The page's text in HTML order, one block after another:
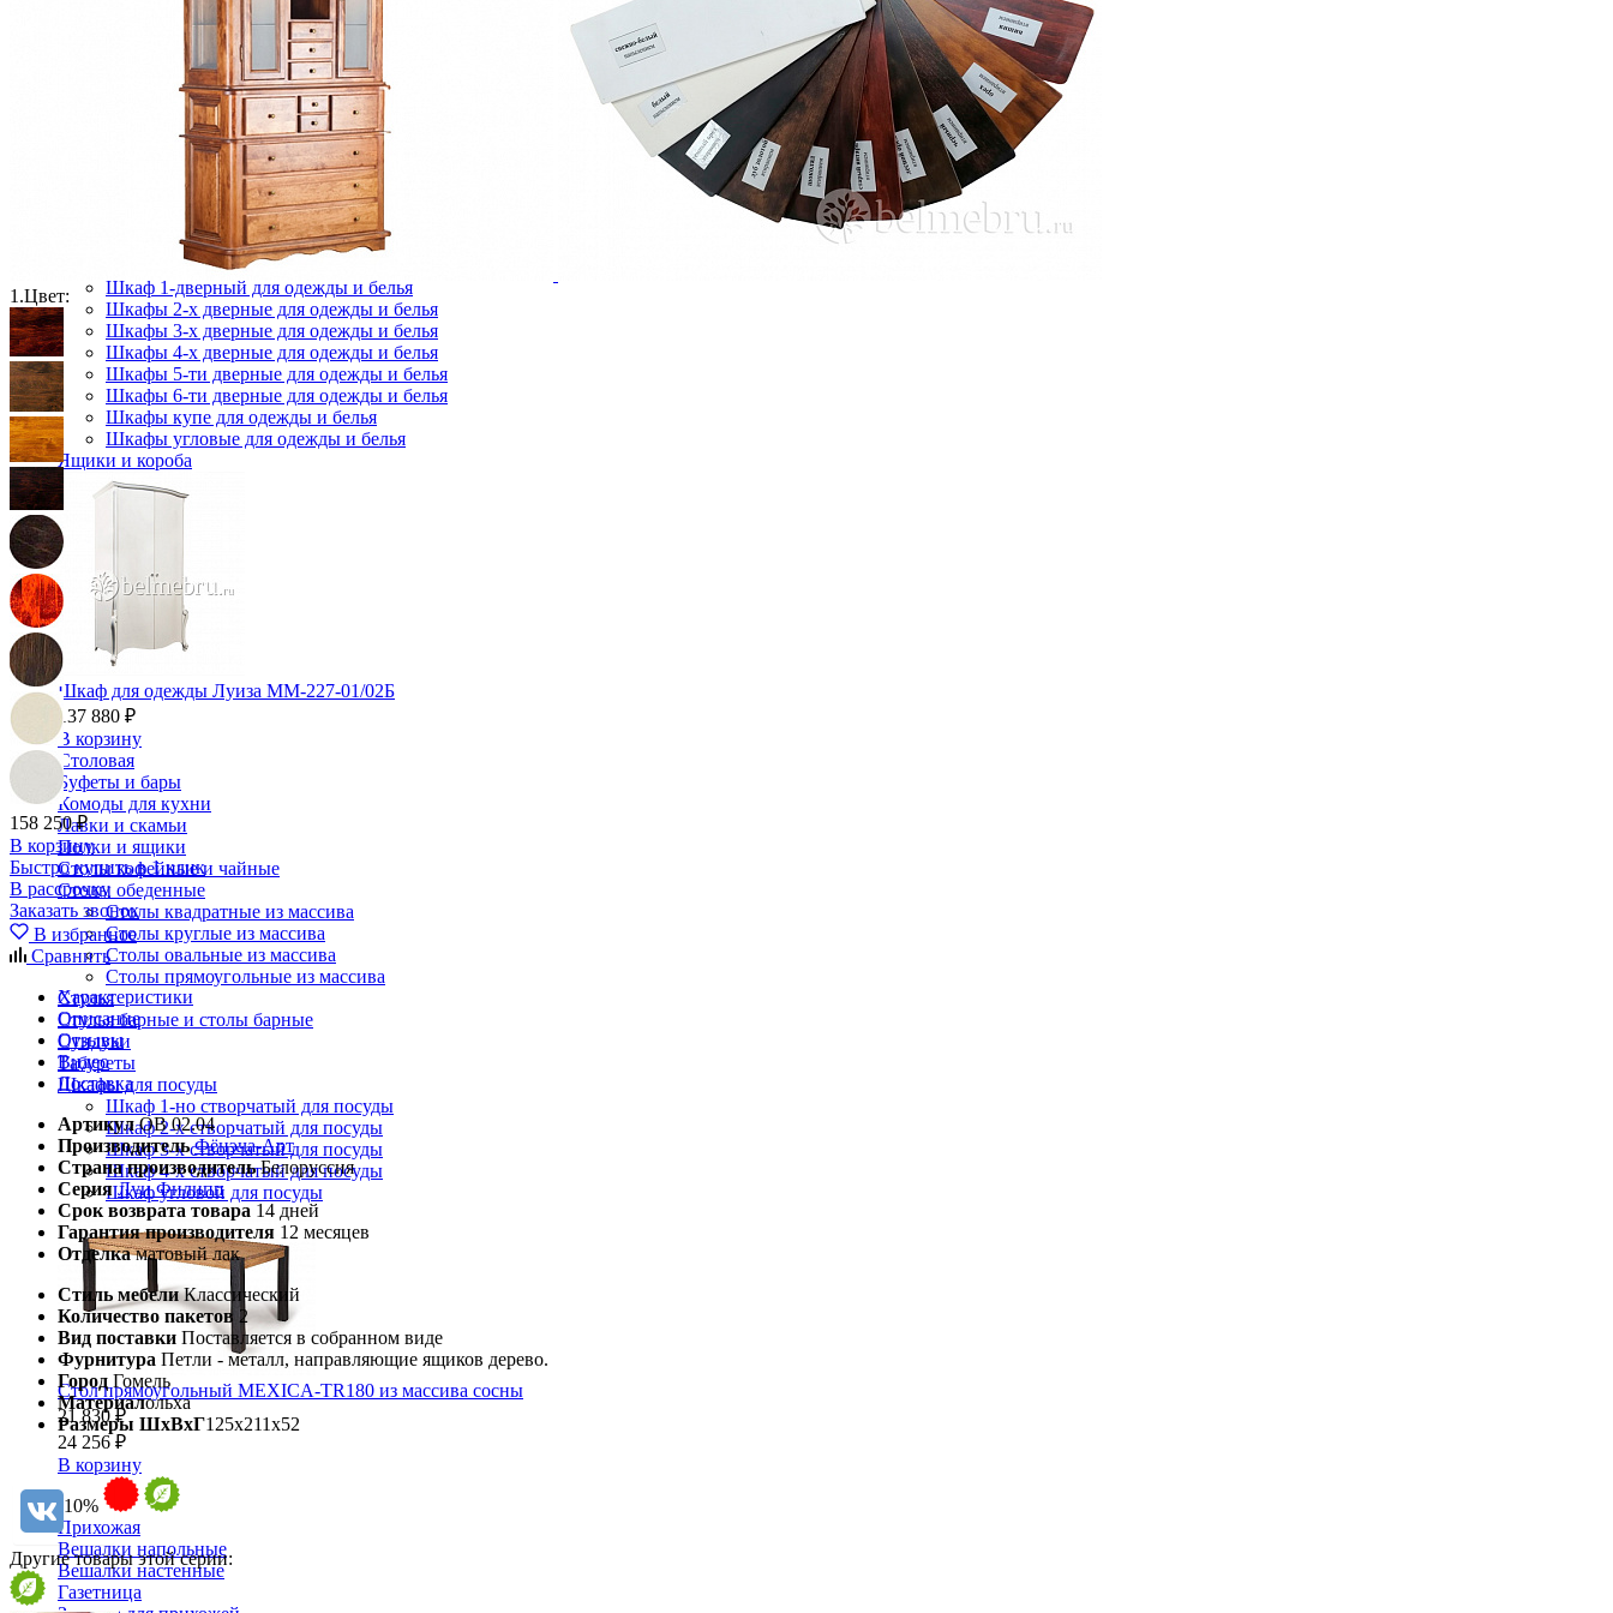
Кровати двуспальные
Кровати металлические
Кровати односпальные
Кровати полутороспальные
Решетки и настилы под матрас
Спальные гарнитуры
Туалетные столики
Тумбы прикроватные
Шкафы для одежды
Антресоли на шкаф
Полки и ящики в шкаф для одежды
Шкаф 1-дверный для одежды и белья
Шкафы 2-х дверные для одежды и белья
Шкафы 3-х дверные для одежды и белья
Шкафы 4-х дверные для одежды и белья
Шкафы 5-ти дверные для одежды и белья
Шкафы 6-ти дверные для одежды и белья
Шкафы купе для одежды и белья
Шкафы угловые для одежды и белья
Ящики и короба
Шкаф для одежды Луиза ММ-227-01/02Б
137 880 ₽
В корзину
Столовая
Буфеты и бары
Комоды для кухни
Лавки и скамьи
Полки и ящики
Столы кофейные и чайные
Столы обеденные
Столы квадратные из массива
Столы круглые из массива
Столы овальные из массива
Столы прямоугольные из массива
Стулья
Стулья барные и столы барные
Сундуки
Табуреты
Шкафы для посуды
Шкаф 1-но створчатый для посуды
Шкаф 2-х створчатый для посуды
Шкаф 3-х створчатый для посуды
Шкаф 4-х створчатый для посуды
Шкаф угловой для посуды
Стол прямоугольный MEXICA-TR180 из массива сосны
21 830 ₽
24 256 ₽
В корзину
-10%
Прихожая
Вешалки напольные
Вешалки настенные
Газетница
1.Цвет:
158 250 ₽
В корзину
Быстро купить в 1 клик
В рассрочку
Заказать звонок
В избранное
Сравнить
Характеристики
Описание
Отзывы
Видео
Доставка
Артикул ОВ 02.04
Производитель Фёнэча-Арт
Страна производитель Белоруссия
Серия Луи Филипп
Срок возврата товара 14 дней
Гарантия производителя 12 месяцев
Отделка матовый лак
Стиль мебели Классический
Количество пакетов 2
Вид поставки Поставляется в собранном виде
Фурнитура Петли - металл, направляющие ящиков дерево.
Город Гомель
Материалольха
Размеры ШхВхГ125х211х52
Другие товары этой серии: